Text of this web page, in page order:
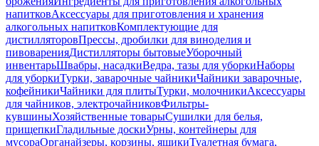
напитковАксессуары для приготовления и хранения
алкогольных напитковКомплектующие для
дистилляторовПрессы, дробилки для виноделия и
пивоваренияДистилляторы бытовыеУборочный
инвентарьШвабры, насадкиВедра, тазы для уборкиНаборы
для уборкиТурки, заварочные чайникиЧайники заварочные,
кофейникиЧайники для плитыТурки, молочникиАксессуары
для чайников, электрочайниковФильтры-
кувшиныХозяйственные товарыСушилки для белья,
прищепкиГладильные доскиУрны, контейнеры для
мусораОрганайзеры, корзины, ящикиТуалетная бумага,